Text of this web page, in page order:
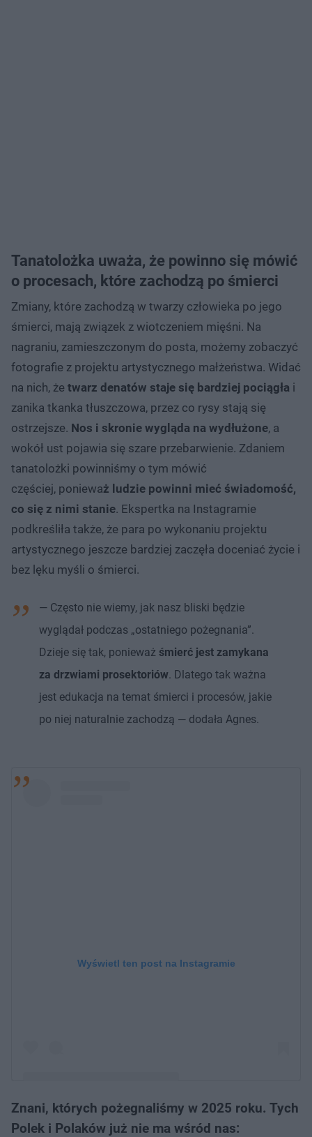
Tanatolożka uważa, że powinno się mówić
o procesach, które zachodzą po śmierci
Zmiany, które zachodzą w twarzy człowieka po jego
śmierci, mają związek z wiotczeniem mięśni. Na
nagraniu, zamieszczonym do posta, możemy zobaczyć
fotografie z projektu artystycznego małżeństwa. Widać
na nich, że twarz denatów staje się bardziej pociągła i
zanika tkanka tłuszczowa, przez co rysy stają się
ostrzejsze. Nos i skronie wygląda na wydłużone, a
wokół ust pojawia się szare przebarwienie. Zdaniem
tanatolożki powinniśmy o tym mówić
częściej, ponieważ ludzie powinni mieć świadomość,
co się z nimi stanie. Ekspertka na Instagramie
podkreśliła także, że para po wykonaniu projektu
artystycznego jeszcze bardziej zaczęła doceniać życie i
bez lęku myśli o śmierci.
— Często nie wiemy, jak nasz bliski będzie
wyglądał podczas „ostatniego pożegnania”.
Dzieje się tak, ponieważ śmierć jest zamykana
za drzwiami prosektoriów. Dlatego tak ważna
jest edukacja na temat śmierci i procesów, jakie
po niej naturalnie zachodzą — dodała Agnes.
Wyświetl ten post na Instagramie
Post udostępniony przez Tanatokosmetolog Agnes
Znani, których pożegnaliśmy w 2025 roku. Tych
Polek i Polaków już nie ma wśród nas: